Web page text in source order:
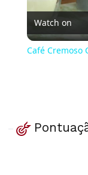
Watch on
Café Cremoso